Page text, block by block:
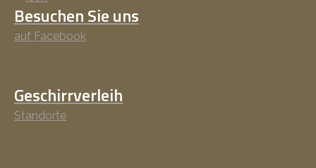
Besuchen Sie uns
auf Facebook
Geschirrverleih
Standorte